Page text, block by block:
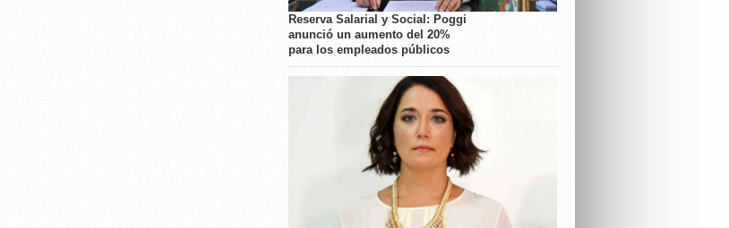
Reserva Salarial y Social: Poggi
anunció un aumento del 20%
para los empleados públicos